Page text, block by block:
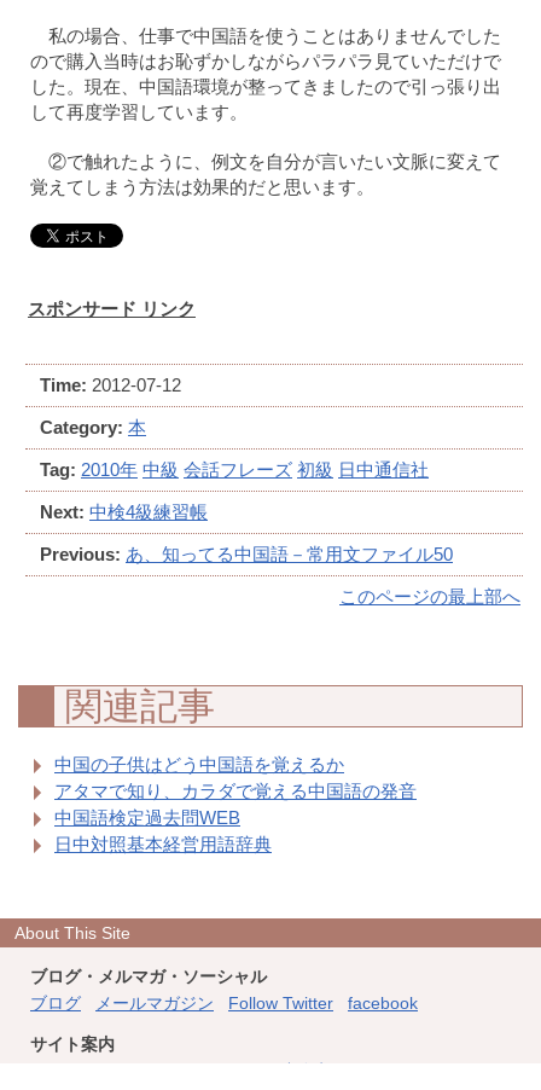
私の場合、仕事で中国語を使うことはありませんでした
ので購入当時はお恥ずかしながらパラパラ見ていただけで
した。現在、中国語環境が整ってきましたので引っ張り出
して再度学習しています。
②で触れたように、例文を自分が言いたい文脈に変えて
覚えてしまう方法は効果的だと思います。
スポンサード リンク
Time: 2012-07-12
Category: 本
Tag: 2010年 中級 会話フレーズ 初級 日中通信社
Next: 中検4級練習帳
Previous: あ、知ってる中国語－常用文ファイル50
このページの最上部へ
関連記事
中国の子供はどう中国語を覚えるか
アタマで知り、カラダで覚える中国語の発音
中国語検定過去問WEB
日中対照基本経営用語辞典
About This Site
ブログ・メルマガ・ソーシャル
ブログ
メールマガジン Follow Twitter facebook
サイト案内